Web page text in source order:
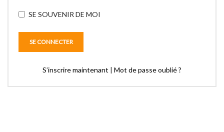
SE SOUVENIR DE MOI
S’inscrire maintenant | Mot de passe oublié ?